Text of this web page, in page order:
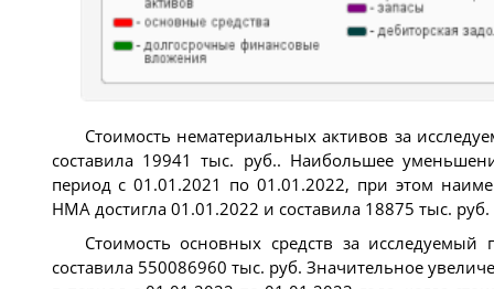
Стоимость нематериальных активов за
составила 19941 тыс. руб.. Наибольшее
период с 01.01.2021 по 01.01.2022, при этом
НМА достигла 01.01.2022 и составила 18875 тыс. руб.
Стоимость основных средств за
составила 550086960 тыс. руб. Значительное